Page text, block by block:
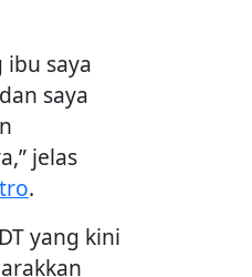
ibu saya
saya
jelas
.
yang kini